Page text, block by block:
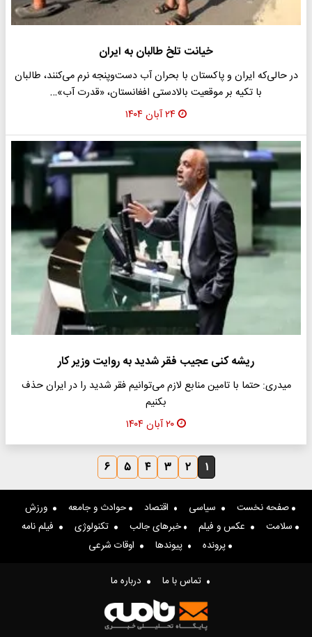
خیانت تلخ طالبان به ایران
در حالی‌که ایران و پاکستان با بحران آب دست‌وپنجه نرم می‌کنند، طالبان
با تکیه بر موقعیت بالادستی افغانستان، «قدرت آب»…
۲۴ آبان ۱۴۰۴
ریشه کنی عجیب فقر شدید به روایت وزیر کار
میدری: حتما با تامین منابع لازم می‌توانیم فقر شدید را در ایران حذف
بکنیم
۲۰ آبان ۱۴۰۴
۱ ۲ ۳ ۴ ۵ ۶
صفحه نخست سیاسی اقتصاد حوادث و جامعه
ورزش
سلامت
عکس و فیلم خبرهای جالب تکنولوژی
فیلم نامه
پرونده
پیوندها اوقات شرعی
تماس با ما درباره ما